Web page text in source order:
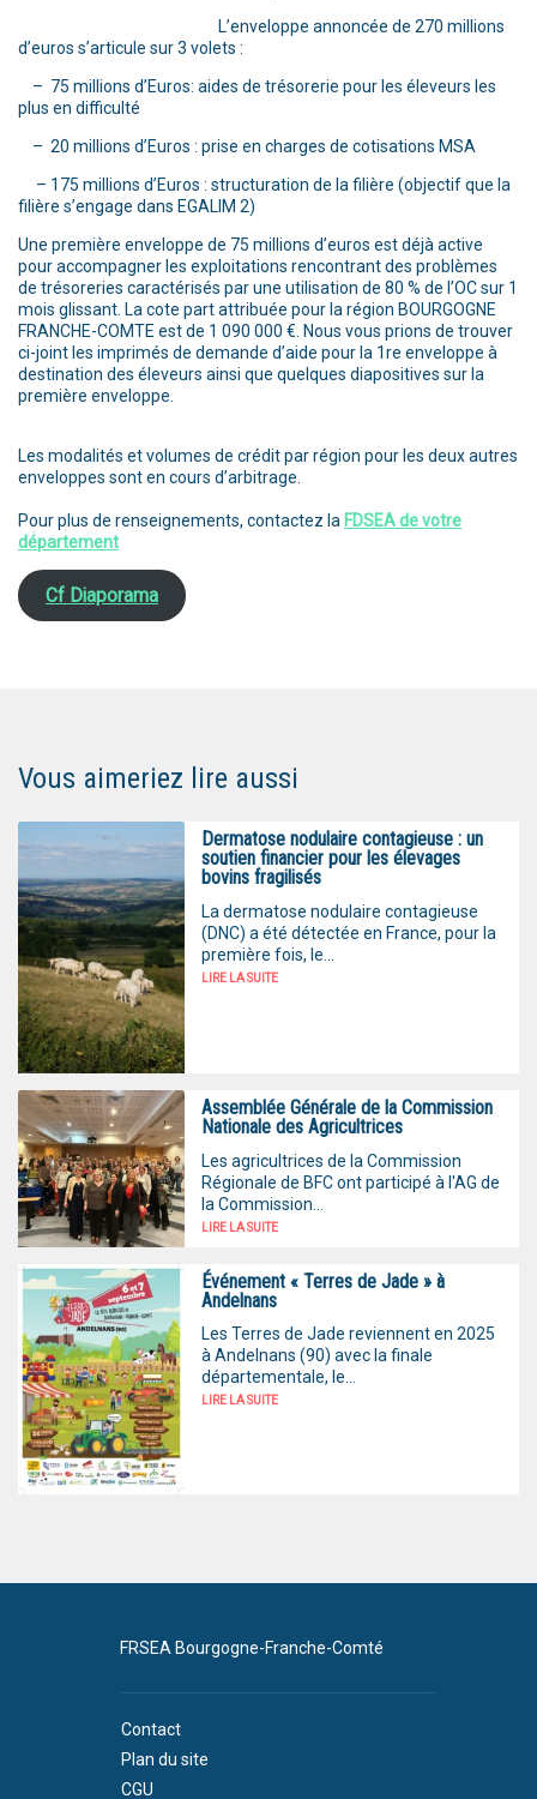
L’enveloppe annoncée de 270 millions
d’euros s’articule sur 3 volets :
– 75 millions d’Euros: aides de trésorerie pour les éleveurs les
plus en difficulté
– 20 millions d’Euros : prise en charges de cotisations MSA
– 175 millions d’Euros : structuration de la filière (objectif que la
filière s’engage dans EGALIM 2)
Une première enveloppe de 75 millions d’euros est déjà active
pour accompagner les exploitations rencontrant des problèmes
de trésoreries caractérisés par une utilisation de 80 % de l’OC sur 1
mois glissant. La cote part attribuée pour la région BOURGOGNE
FRANCHE-COMTE est de 1 090 000 €. Nous vous prions de trouver
ci-joint les imprimés de demande d’aide pour la 1re enveloppe à
destination des éleveurs ainsi que quelques diapositives sur la
première enveloppe.
Les modalités et volumes de crédit par région pour les deux autres
enveloppes sont en cours d’arbitrage.
Pour plus de renseignements, contactez la FDSEA de votre
département
Cf Diaporama
Vous aimeriez lire aussi
Dermatose nodulaire contagieuse : un
soutien financier pour les élevages
bovins fragilisés
La dermatose nodulaire contagieuse
(DNC) a été détectée en France, pour la
première fois, le...
LIRE LA SUITE
Assemblée Générale de la Commission
Nationale des Agricultrices
Les agricultrices de la Commission
Régionale de BFC ont participé à l'AG de
la Commission...
LIRE LA SUITE
Événement « Terres de Jade » à
Andelnans
Les Terres de Jade reviennent en 2025
à Andelnans (90) avec la finale
départementale, le...
LIRE LA SUITE
FRSEA Bourgogne-Franche-Comté
Contact
Plan du site
CGU